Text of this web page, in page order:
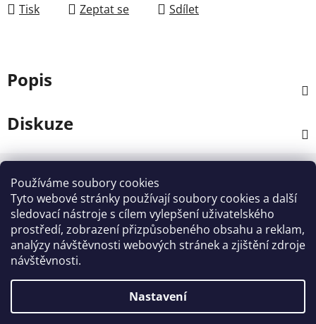
Používáme soubory cookies
Tyto webové stránky používají soubory cookies a další
sledovací nástroje s cílem vylepšení uživatelského
prostředí, zobrazení přizpůsobeného obsahu a reklam,
analýzy návštěvnosti webových stránek a zjištění zdroje
návštěvnosti.
Nastavení
Tisk Zeptat se Sdílet
Popis
Diskuze
Z
Kontakt
info@zahradnictvi-rool.cz
+420728 841700